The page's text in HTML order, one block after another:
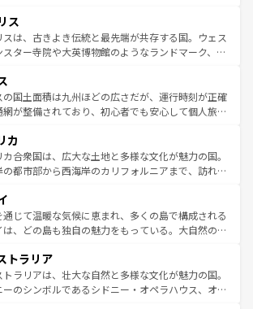
シャンパンの発祥地であるランス、プロヴァンスの
いラベンダー畑など、多彩な楽しみ方が可能だ。さ
パリ以外の地域にも魅力が溢れており、どの街角に
方に足を運ぶとそれぞれで全く異なる文化を体験で
きるだろう。 なお、新着のフランス情報はコンテンツ一覧
してほしい。
つこの国は、どこを歩いても飽きることがない。ベ
の文化的活気、バイエルン州のアルプスの絶景、そ
イン川沿いのワイン畑といった風景は必見。ビール
好きな人にはぜひ体験してほしい。 なお、新着の
情報はコンテンツ一覧を参照してほしい。
ス
スは、古きよき伝統と最先端が共存する国。ウェス
スター寺院や大英博物館のようなランドマーク、歴
とに異なる魅力がある。また、優雅なアフタヌーン
、ビール好きにはたまらない英国パブ、サッカー観
、本場だからこそできる体験も豊富。イギリスを旅
覧を参照してほしい。
の国土面積は九州ほどの広さだが、運行時刻が正確
網が整備されており、初心者でも安心して個人旅行
がそのまま残る町や、スイスならではのユニークな
もあり、アルプス観光だけでなく町歩きも満喫する
できる。国民の所得が高いため物価も高いが、旅行
通費無料で観光を楽しむこともできる。 なお、新
イス情報はコンテンツ一覧 を参照してほしい。
カ
カ合衆国は、広大な土地と多様な文化が魅力の国。
の都市部から西海岸のカリフォルニアまで、訪れる
な巨大都市は、観光、ショッピング、エンターテイ
トが詰まった刺激的なスポットだ。一方、アメリカ
は大自然が広がり、グランドキャニオンやイエロー
ーオーリンズでは、音楽と美食が融合した独特の
魅力。旅行者はアメリカの各地域で異なる魅力を楽
がら、その多様性と豊かな歴史を感じることができ
通じて温暖な気候に恵まれ、多くの島で構成される
は、どの島も独自の魅力をもっている。大自然の神
見逃せない。また、定番の観光地といえばオアフ
、静かな自然を求めるならマウイ島やカウアイ島が
め。エメラルドグリーンに輝く海をはじめ、豊かな
トラリア
トラリアは、壮大な自然と多様な文化が魅力の国。
ーのシンボルであるシドニー・オペラハウス、オー